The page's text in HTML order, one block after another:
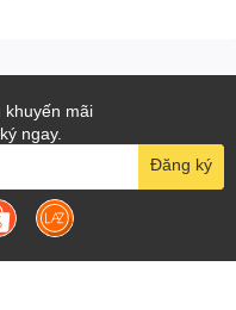
khuyến mãi
ngay.
Đăng ký